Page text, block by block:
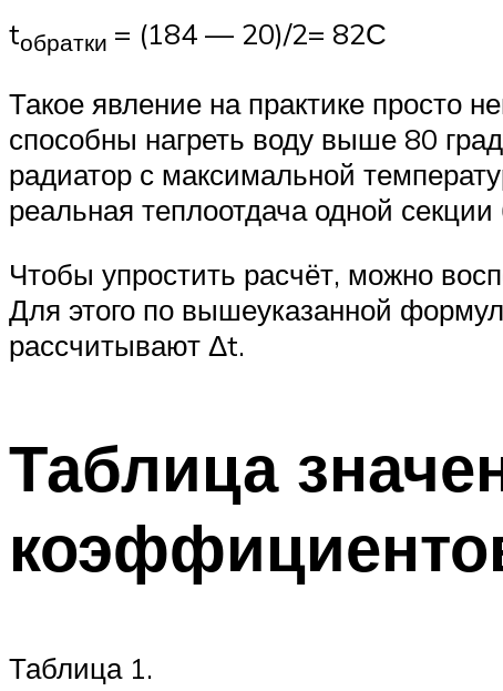
tобратки = (184 — 20)/2= 82С
Такое явление на практике просто
способны нагреть воду выше 80
радиатор с максимальной
реальная теплоотдача одной
Чтобы упростить расчёт, можно
Для этого по вышеуказанной
рассчитывают Δt.
Таблица
Таблица 1.